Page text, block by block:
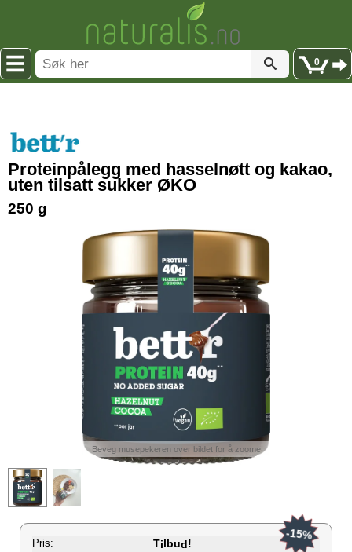
0
Proteinpålegg med hasselnøtt og kakao,
uten tilsatt sukker ØKO
250 g
Beveg musepekeren over bildet for å zoome
Pris: Tilbud!
-15%